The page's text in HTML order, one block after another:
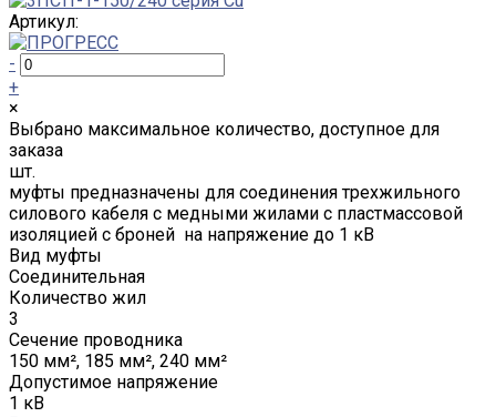
Артикул:
-
+
×
Выбрано максимальное количество, доступное для
заказа
шт.
муфты предназначены для соединения трехжильного
силового кабеля с медными жилами с пластмассовой
изоляцией с броней на напряжение до 1 кВ
Вид муфты
Соединительная
Количество жил
3
Сечение проводника
150 мм², 185 мм², 240 мм²
Допустимое напряжение
1 кВ